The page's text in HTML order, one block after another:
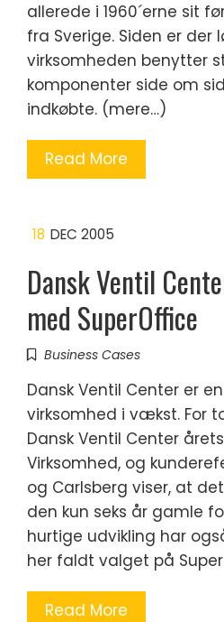
allerede i 1960´erne sit
fra Sverige. Siden er der
virksomheden benytter
komponenter side om
indkøbte. (mere…)
Read More
18 DEC 2005
Dansk Ventil
med SuperOffice
Business Cases
Dansk Ventil Center er
virksomhed i vækst. For
Dansk Ventil Center
Virksomhed, og
og Carlsberg viser, at
den kun seks år gamle
hurtige udvikling har
her faldt valget på
Read More